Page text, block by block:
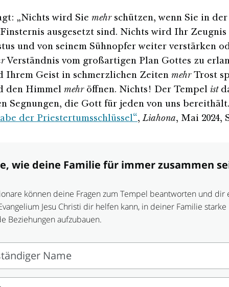
„Nichts wird Sie mehrschützen, wenn Sie in
ausgesetzt sind. Nichts wird Ihr Zeugnis
und von seinem Sühnopfer weiter verstärken
Verständnis vom großartigen Plan Gottes zu
Ihrem Geist in schmerzlichen Zeiten mehrTrost
den Himmel mehröffnen. Nichts! Der Tempel ist
Segnungen, die Gott für jeden von uns
der Priestertumsschlüssel“,Liahona, Mai 2024,
wie deine Familie für immer zusammen
können deine Fragen zum Tempel beantworten und dir
Jesu Christi dir helfen kann, in deiner Familie
Beziehungen aufzubauen.
Name